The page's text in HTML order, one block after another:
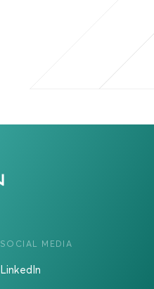
SOCIAL MEDIA
LinkedIn